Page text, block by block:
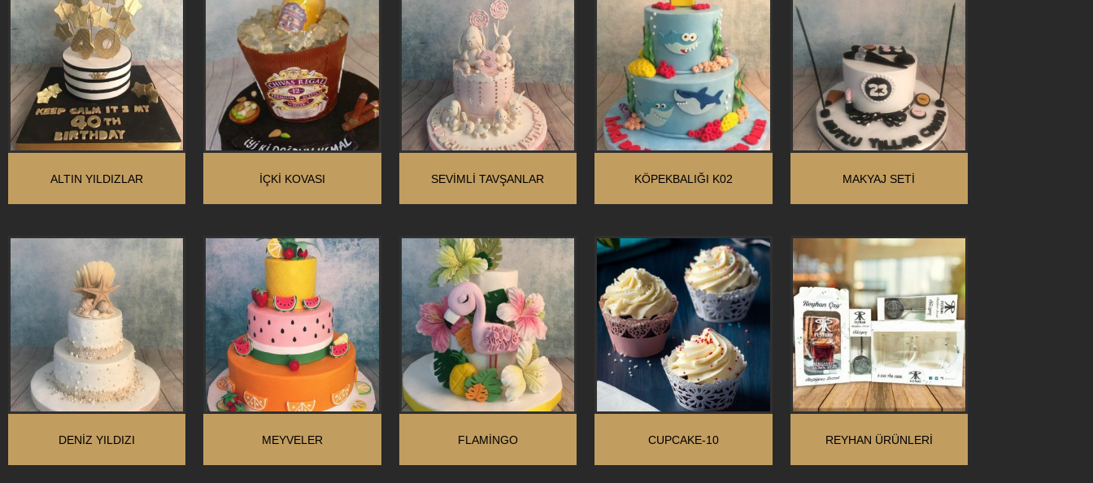
ALTIN YILDIZLAR İÇKİ KOVASI SEVİMLİ TAVŞANLAR KÖPEKBALIĞI K02 MAKYAJ SETİ
DENIZ YILDIZI MEYVELER FLAMINGO CUPCAKE-10 REYHAN ÜRÜNLERI